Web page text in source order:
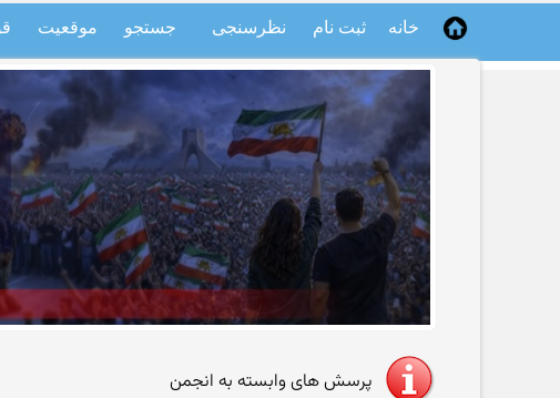
خانه ثبت نام نظرسنجی جستجو موقعیت
پرسش های وابسته به انجمن